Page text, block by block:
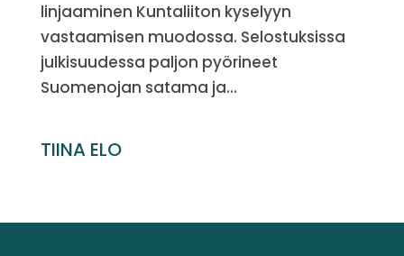
linjaaminen Kuntaliiton kyselyyn
vastaamisen muodossa. Selostuksissa
julkisuudessa paljon pyörineet
Suomenojan satama ja...
TIINA ELO